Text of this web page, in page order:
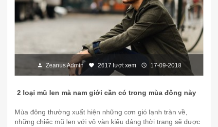
Zeanus Admin 2617 lượt xem 17-09-2018
2 loại mũ len mà nam giới cần có trong mùa đông này
Mùa đông thường xuất hiện những cơn gió lạnh tràn về,
những chiếc mũ len với vô vàn kiểu dáng thời trang sẽ được